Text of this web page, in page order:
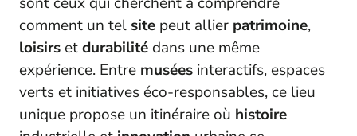
comment un tel site peut allier patrimoine,
loisirs etdurabilité dans une même
expérience. Entre musées interactifs, espaces
verts et initiatives éco-responsables, ce lieu
unique propose un itinéraire où histoire